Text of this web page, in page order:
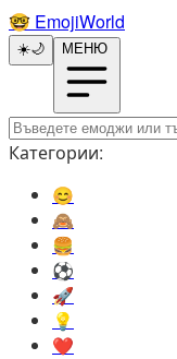
🤓️ EmojiWorld
☀️🌙 МЕНЮ
Категории:
😊️
🙈️
🍔️
⚽️
🚀️
💡️
❤️